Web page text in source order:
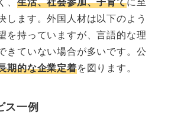
します。外国人材は以下のよう
を持っていますが、言語的な理
きていない場合が多いです。公
期的な企業定着を図ります。
ス一例